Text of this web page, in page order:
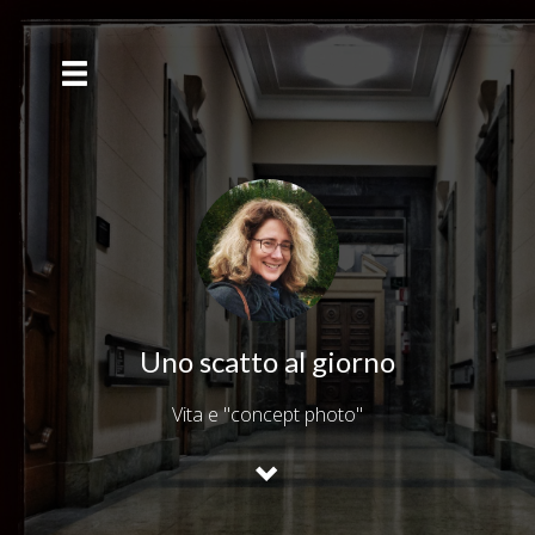
Uno scatto al giorno
Vita e "concept photo"